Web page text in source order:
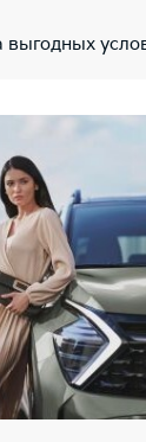
выгодных